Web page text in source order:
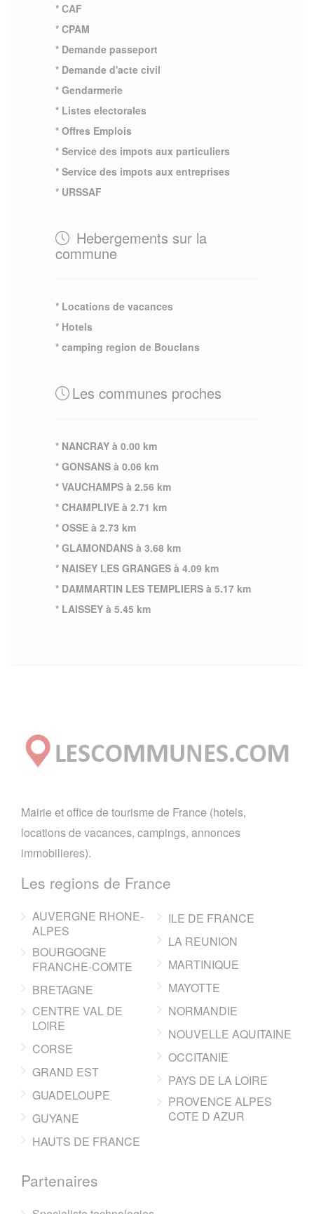
* CAF
* CPAM
* Demande passeport
* Demande d'acte civil
* Gendarmerie
* Listes electorales
* Offres Emplois
* Service des impots aux particuliers
* Service des impots aux entreprises
* URSSAF
Hebergements sur la
commune
* Locations de vacances
* Hotels
* camping region de Bouclans
Les communes proches
* NANCRAY à 0.00 km
* GONSANS à 0.06 km
* VAUCHAMPS à 2.56 km
* CHAMPLIVE à 2.71 km
* OSSE à 2.73 km
* GLAMONDANS à 3.68 km
* NAISEY LES GRANGES à 4.09 km
* DAMMARTIN LES TEMPLIERS à 5.17 km
* LAISSEY à 5.45 km
Mairie et office de tourisme de France (hotels,
locations de vacances, campings, annonces
immobilieres).
Les regions de France
AUVERGNE RHONE-
ALPES
BOURGOGNE
FRANCHE-COMTE
BRETAGNE
CENTRE VAL DE
LOIRE
CORSE
GRAND EST
GUADELOUPE
GUYANE
HAUTS DE FRANCE
ILE DE FRANCE
LA REUNION
MARTINIQUE
MAYOTTE
NORMANDIE
NOUVELLE AQUITAINE
OCCITANIE
PAYS DE LA LOIRE
PROVENCE ALPES
COTE D AZUR
Partenaires